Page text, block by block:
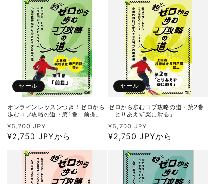
価
格
価
格
セール
オンラインレッスンつき！ゼロから
歩むコブ攻略の道・第1巻「前提」
通
常
¥5,700 JPY
ー
価
格
¥2,750 JPYから
セール
ゼロから歩むコブ攻略の道・第2巻
「とりあえず楽に滑る」
通
常
¥5,700 JPY
ー
価
格
¥2,750 JPYから